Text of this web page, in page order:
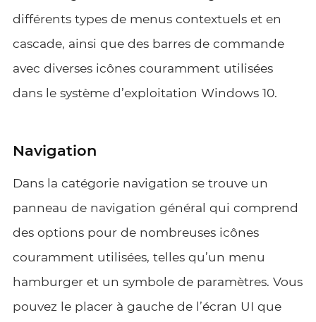
différents types de menus contextuels et en
cascade, ainsi que des barres de commande
avec diverses icônes couramment utilisées
dans le système d’exploitation Windows 10.
Navigation
Dans la catégorie navigation se trouve un
panneau de navigation général qui comprend
des options pour de nombreuses icônes
couramment utilisées, telles qu’un menu
hamburger et un symbole de paramètres. Vous
pouvez le placer à gauche de l’écran UI que